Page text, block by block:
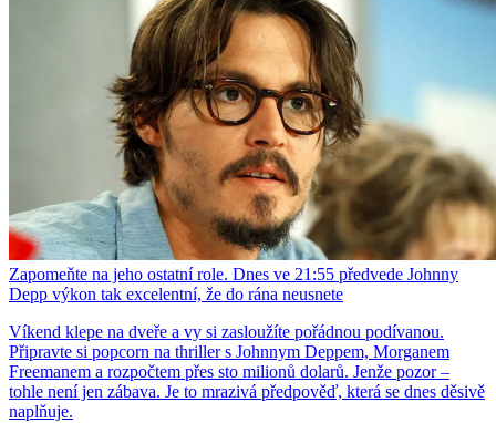
Zapomeňte na jeho ostatní role. Dnes ve 21:55 předvede Johnny
Depp výkon tak excelentní, že do rána neusnete
Víkend klepe na dveře a vy si zasloužíte pořádnou podívanou.
Připravte si popcorn na thriller s Johnnym Deppem, Morganem
Freemanem a rozpočtem přes sto milionů dolarů. Jenže pozor –
tohle není jen zábava. Je to mrazivá předpověď, která se dnes děsivě
naplňuje.